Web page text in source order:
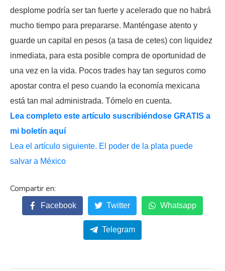
desplome podría ser tan fuerte y acelerado que no habrá
mucho tiempo para prepararse. Manténgase atento y
guarde un capital en pesos (a tasa de cetes) con liquidez
inmediata, para esta posible compra de oportunidad de
una vez en la vida. Pocos trades hay tan seguros como
apostar contra el peso cuando la economía mexicana
está tan mal administrada. Tómelo en cuenta.
Lea completo este artículo suscribiéndose GRATIS a
mi boletín aquí
Lea el artículo siguiente. El poder de la plata puede
salvar a México
Facebook Twitter Whatsapp
Telegram